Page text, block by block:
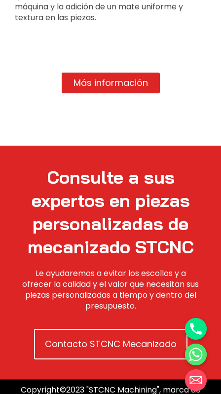
máquina y la adición de un mate uniforme y
textura en las piezas.
Más información
Consulte a sus
expertos en piezas
personalizadas de
mecanizado STCNC
Le ayudaremos a evitar los escollos y a
ofrecer la calidad y el valor que necesitan sus
piezas personalizadas a tiempo y dentro del
presupuesto.
Contacto STCNC Mecanizado
Copyright©2023 "STCNC Machining", marca de
Hide chaty